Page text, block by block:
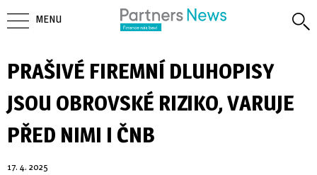
PRAŠIVÉ FIREMNÍ DLUHOPISY
JSOU OBROVSKÉ RIZIKO, VARUJE
PŘED NIMI I ČNB
17. 4. 2025
MENU